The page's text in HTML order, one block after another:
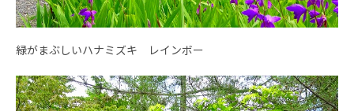
緑がまぶしいハナミズキ レインボー